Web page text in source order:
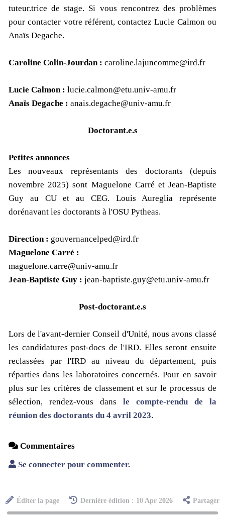
tuteur.trice de stage. Si vous rencontrez des problèmes
pour contacter votre référent, contactez Lucie Calmon ou
Anaïs Degache.
Caroline Colin-Jourdan : caroline.lajuncomme@ird.fr
Lucie Calmon : lucie.calmon@etu.univ-amu.fr
Anaïs Degache : anais.degache@univ-amu.fr
Doctorant.e.s
Petites annonces
Les nouveaux représentants des doctorants (depuis
novembre 2025) sont Maguelone Carré et Jean-Baptiste
Guy au CU et au CEG. Louis Aureglia représente
dorénavant les doctorants à l'OSU Pytheas.
Direction : gouvernancelped@ird.fr
Maguelone Carré :
maguelone.carre@univ-amu.fr
Jean-Baptiste Guy : jean-baptiste.guy@etu.univ-amu.fr
Post-doctorant.e.s
Lors de l'avant-dernier Conseil d'Unité, nous avons classé
les candidatures post-docs de l'IRD. Elles seront ensuite
reclassées par l'IRD au niveau du département, puis
réparties dans les laboratoires concernés. Pour en savoir
plus sur les critères de classement et sur le processus de
sélection, rendez-vous dans le compte-rendu de la
réunion des doctorants du 4 avril 2023.
Commentaires
Se connecter pour commenter.
Éditer la page Dernière édition : 10 Apr 2026 Partager